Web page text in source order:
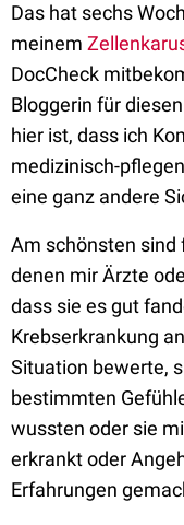
Das hat sechs
meinem
DocCheck
Bloggerin für diesen
hier ist, dass ich
medizinisch-
eine ganz andere
Am schönsten sind
denen mir Ärzte
dass sie es gut
Krebserkrankung
Situation bewerte,
bestimmten
wussten oder sie
erkrankt oder
Erfahrungen